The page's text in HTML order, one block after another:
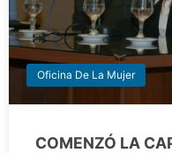
Oficina De La Mujer
COMENZÓ LA